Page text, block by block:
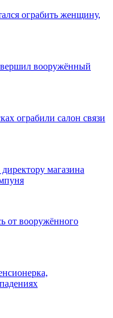
ограбить женщину,
вооружённый
ограбили салон связи
магазина
от вооружённого